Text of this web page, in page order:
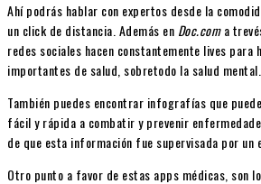
Ahí podrás hablar con expertos desde la
un click de distancia. Además en Doc.coma
redes sociales hacen constantemente lives para
importantes de salud, sobretodo la salud mental.
También puedes encontrar infografías que
fácil y rápida a combatir y prevenir
de que esta información fue supervisada por un
Otro punto a favor de estas apps médicas, son